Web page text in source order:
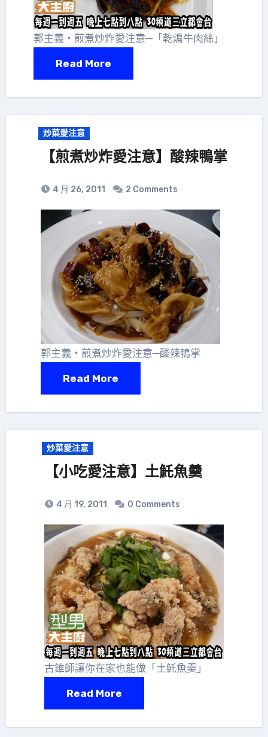
郭主義‧煎煮炒炸愛注意─「乾煸牛肉絲」
Read More
炒菜愛注意
【煎煮炒炸愛注意】酸辣鴨掌
4 月 26, 2011 2 Comments
郭主義‧煎煮炒炸愛注意─酸辣鴨掌
Read More
炒菜愛注意
【小吃愛注意】土魠魚羹
4 月 19, 2011 0 Comments
古錐師讓你在家也能做「土魠魚羹」
Read More